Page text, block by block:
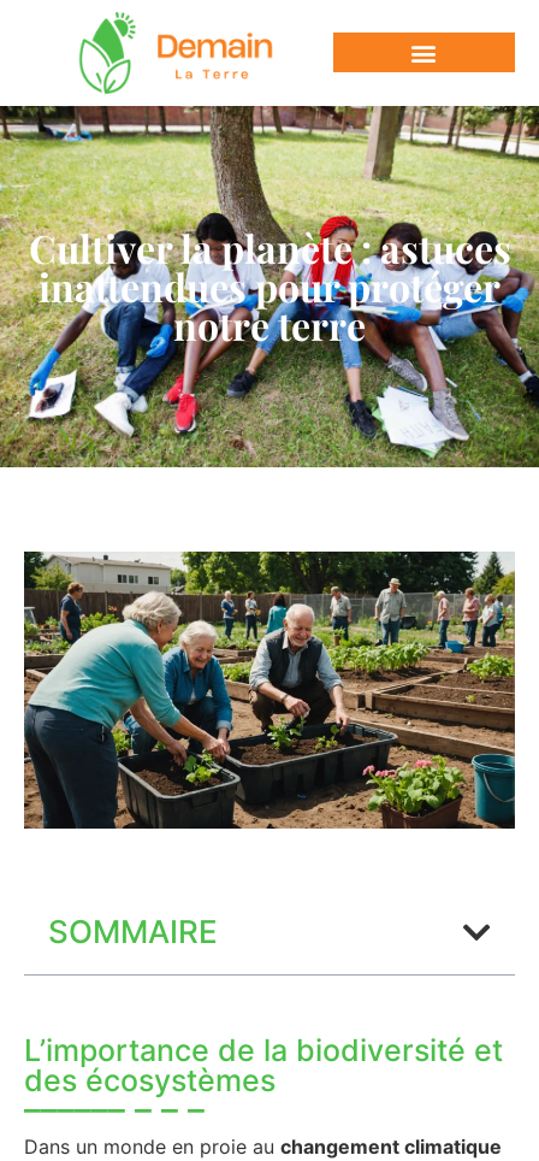
Cultiver la planète : astuces
inattendues pour protéger
notre terre
SOMMAIRE
L’importance de la biodiversité et
des écosystèmes
Dans un monde en proie au changement climatique